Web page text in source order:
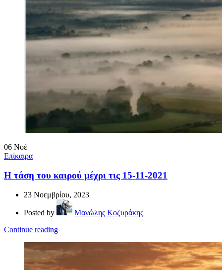
06 Νοέ
Επίκαιρα
Η τάση του καιρού μέχρι τις 15-11-2021
23 Νοεμβρίου, 2023
Posted by
Μανώλης Κοζυράκης
Continue reading